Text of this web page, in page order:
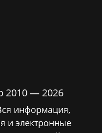
2010 — 2026
информация,
и электронные